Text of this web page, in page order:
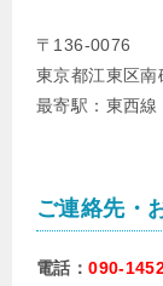
〒136-0076
東京都江東区
最寄駅：東西
ご連絡先・
電話：090-